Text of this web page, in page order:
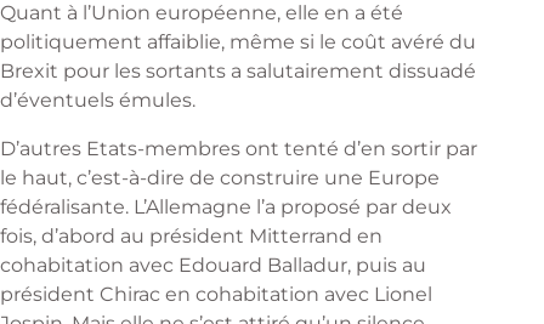
Quant à l’Union européenne, elle en a été
politiquement affaiblie, même si le coût avéré du
Brexit pour les sortants a salutairement dissuadé
d’éventuels émules.
D’autres Etats-membres ont tenté d’en sortir par
le haut, c’est-à-dire de construire une Europe
fédéralisante. L’Allemagne l’a proposé par deux
fois, d’abord au président Mitterrand en
cohabitation avec Edouard Balladur, puis au
président Chirac en cohabitation avec Lionel